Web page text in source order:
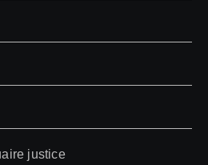
justice